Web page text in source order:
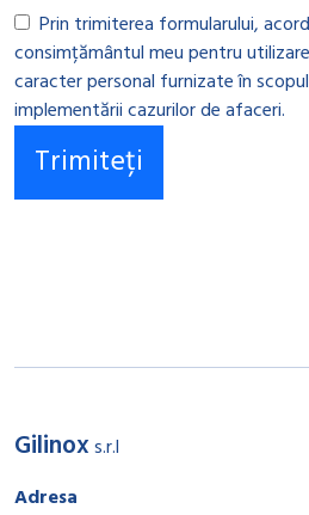
Prin trimiterea formularului,
consimțământul meu pentru
caracter personal furnizate în
implementării cazurilor de afaceri.
Gilinoxs.r.l
Adresa